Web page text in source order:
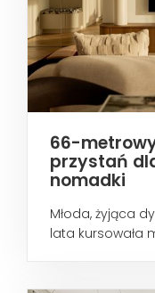
66-
przystań
nomadki
Młoda, żyjąca
lata kursowała